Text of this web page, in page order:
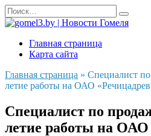
Перейти
к
содержанию
Search
for:
Главная страница
Карта сайта
Главная страница » Специалист
летие работы на ОАО
Специалист по
летие работы на ОАО